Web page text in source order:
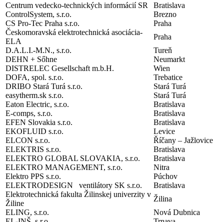
Centrum vedecko-technických informácií SR
Bratislava
ControlSystem, s.r.o.
Brezno
CS Pro-Tec Praha s.r.o.
Praha
Českomoravská elektrotechnická asociácia-
ELA
Praha
D.A.L.I.-M.N., s.r.o.
Tureň
DEHN + Sőhne
Neumarkt
DISTRELEC Gesellschaft m.b.H.
Wien
DOFA, spol. s.r.o.
Trebatice
DRIBO Stará Turá s.r.o.
Stará Turá
easytherm.sk s.r.o.
Stará Turá
Eaton Electric, s.r.o.
Bratislava
E-comps, s.r.o.
Bratislava
EFEN Slovakia s.r.o.
Bratislava
EKOFLUID s.r.o.
Levice
ELCON s.r.o.
Říčany – Jažlovice
ELEKTRIS s.r.o.
Bratislava
ELEKTRO GLOBAL SLOVAKIA, s.r.o.
Bratislava
ELEKTRO MANAGEMENT, s.r.o.
Nitra
Elektro PPS s.r.o.
Púchov
ELEKTRODESIGN ventilátory SK s.r.o.
Bratislava
Elektrotechnická fakulta Žilinskej univerzity v
Žiline
Žilina
ELING, s.r.o.
Nová Dubnica